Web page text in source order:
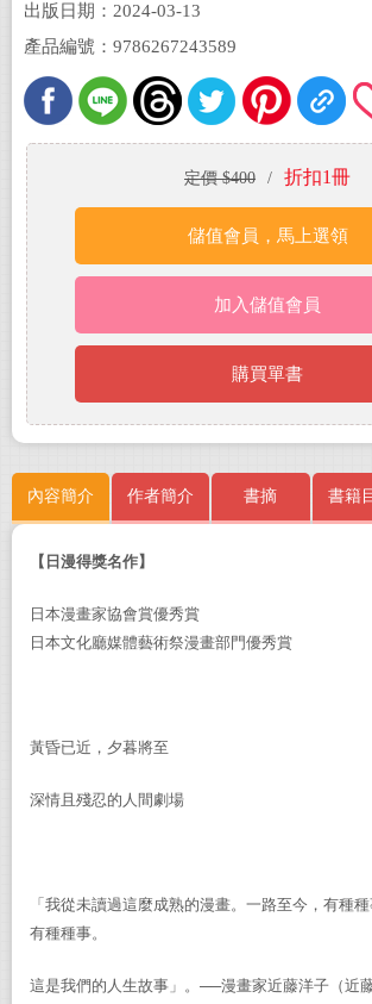
出版日期：2024-03-13
產品編號：9786267243589
定價 $400 / 折扣1冊
儲值會員，馬上選領
加入儲值會員
購買單書
內容簡介 作者簡介 書摘 書籍
【日漫得獎名作】
日本漫畫家協會賞優秀賞
日本文化廳媒體藝術祭漫畫部門優秀賞
黃昏已近，夕暮將至
深情且殘忍的人間劇場
「我從未讀過這麼成熟的漫畫。一路至今，有種
有種種事。
這是我們的人生故事」。──漫畫家近藤洋子（近藤